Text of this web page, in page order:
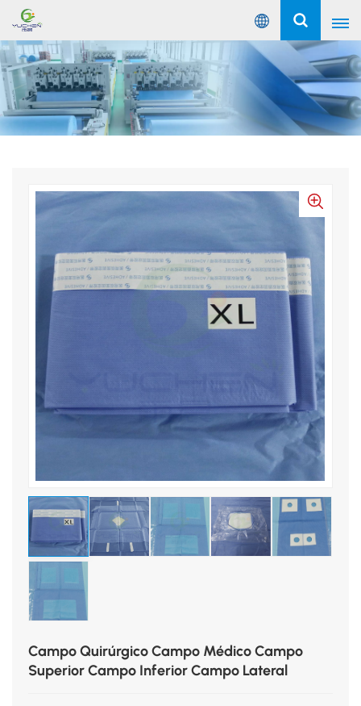
Español
English
Русский
Campo Quirúrgico Campo Médico Campo
Superior Campo Inferior Campo Lateral